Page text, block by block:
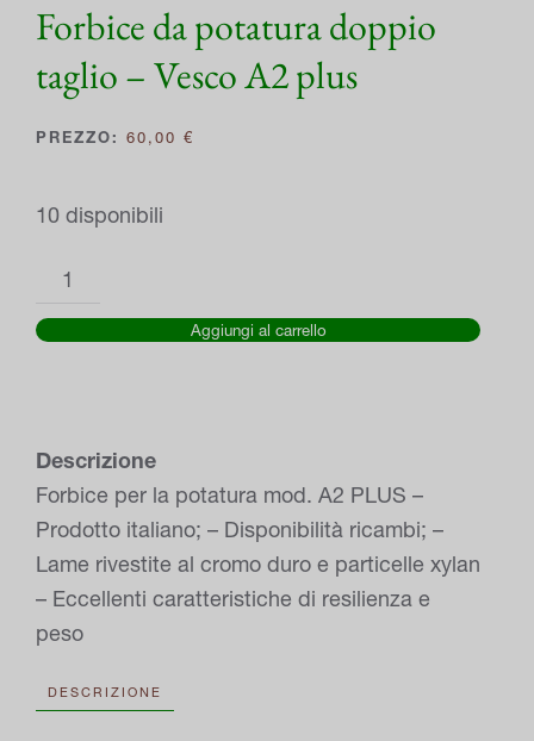
Forbice da potatura doppio
taglio – Vesco A2 plus
60,00 €
10 disponibili
Forbice
potatura
Aggiungi al carrello
Descrizione
Forbice per la potatura mod. A2 PLUS –
Prodotto italiano; – Disponibilità ricambi; –
Lame rivestite al cromo duro e particelle xylan
– Eccellenti caratteristiche di resilienza e
peso
DESCRIZIONE